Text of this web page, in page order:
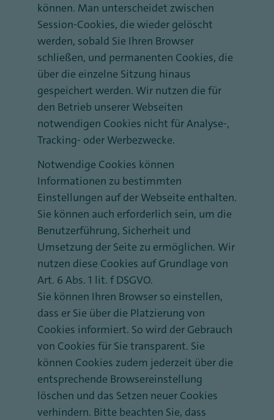
können. Man unterscheidet zwischen
Session-Cookies, die wieder gelöscht
werden, sobald Sie Ihren Browser
schließen, und permanenten Cookies, die
über die einzelne Sitzung hinaus
gespeichert werden. Wir nutzen die für
den Betrieb unserer Webseiten
notwendigen Cookies nicht für Analyse-,
Tracking- oder Werbezwecke.
Notwendige Cookies können
Informationen zu bestimmten
Einstellungen auf der Webseite enthalten.
Sie können auch erforderlich sein, um die
Benutzerführung, Sicherheit und
Umsetzung der Seite zu ermöglichen. Wir
nutzen diese Cookies auf Grundlage von
Art. 6 Abs. 1 lit. f DSGVO.
Sie können Ihren Browser so einstellen,
dass er Sie über die Platzierung von
Cookies informiert. So wird der Gebrauch
von Cookies für Sie transparent. Sie
können Cookies zudem jederzeit über die
entsprechende Browsereinstellung
löschen und das Setzen neuer Cookies
verhindern. Bitte beachten Sie, dass